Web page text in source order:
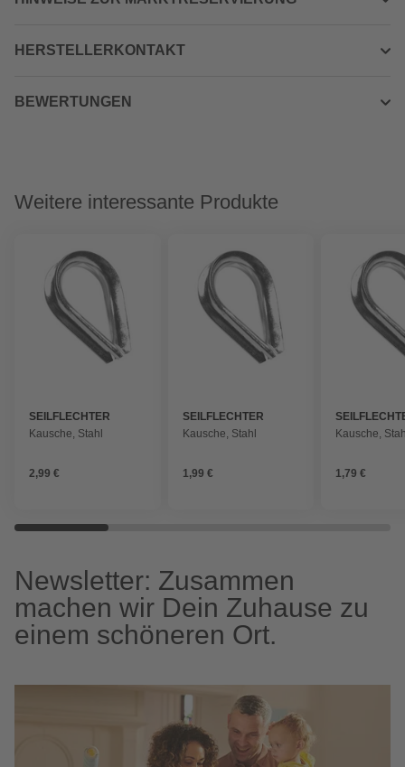
HERSTELLERKONTAKT
BEWERTUNGEN
Weitere interessante Produkte
SEILFLECHTER
Kausche, Stahl
2,99 €
SEILFLECHTER
Kausche, Stahl
1,99 €
Kausche,
1,79 €
Newsletter: Zusammen
machen wir Dein Zuhause zu
einem schöneren Ort.